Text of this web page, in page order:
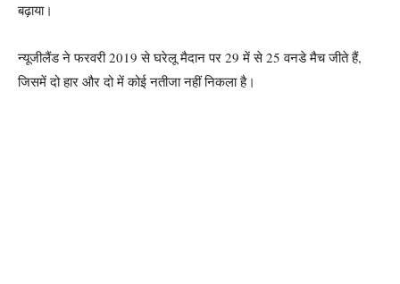
बढ़ाया।
न्यूजीलैंड ने फरवरी 2019 से घरेलू मैदान पर 29 में से 25 वनडे मैच जीते हैं,
जिसमें दो हार और दो में कोई नतीजा नहीं निकला है।